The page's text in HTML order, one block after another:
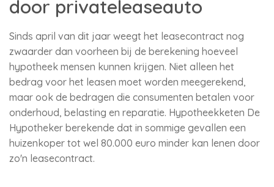
door privateleaseauto
Sinds april van dit jaar weegt het leasecontract nog
zwaarder dan voorheen bij de berekening hoeveel
hypotheek mensen kunnen krijgen. Niet alleen het
bedrag voor het leasen moet worden meegerekend,
maar ook de bedragen die consumenten betalen voor
onderhoud, belasting en reparatie. Hypotheekketen De
Hypotheker berekende dat in sommige gevallen een
huizenkoper tot wel 80.000 euro minder kan lenen door
zo'n leasecontract.